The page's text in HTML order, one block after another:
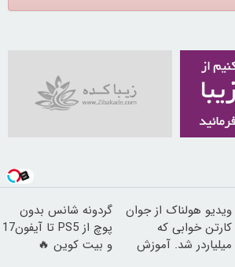
ویدیو هولناک از جوان
کارتن خوابی که
میلیاردر شد. آموزش
گردونه شانس بدون
پوچ از PS5 تا آیفون17
و بیت کوین 🔥